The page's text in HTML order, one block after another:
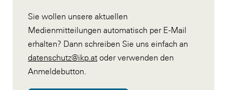
Sie wollen unsere aktuellen
Medienmitteilungen automatisch per E-Mail
erhalten? Dann schreiben Sie uns einfach an
datenschutz@ikp.at oder verwenden den
Anmeldebutton.